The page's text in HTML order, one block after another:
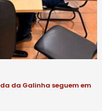
da Galinha seguem em